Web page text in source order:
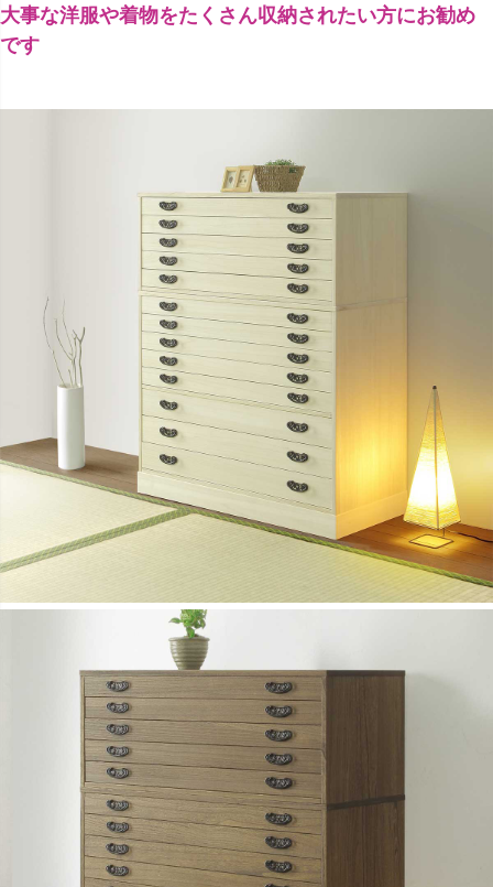
大事な洋服や着物をたくさん収納されたい方にお勧め
です